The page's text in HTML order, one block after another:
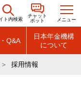
ト内検索
チャット
ボット
メニュー
Q&A
日本年金機構
について
採用情報